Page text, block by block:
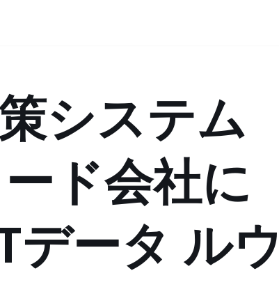
システム
ド会社に
データ ルウ